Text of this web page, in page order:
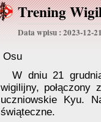
Trening
Data wpisu : 2023-12-
Osu
W dniu 21
wigilijny, połączony
uczniowskie Kyu.
świąteczne.